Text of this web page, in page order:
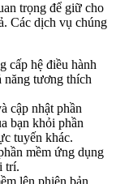
trọng để giữ cho
Các dịch vụ chúng
cấp hệ điều hành
năng tương thích
cập nhật phần
bạn khỏi phần
tuyến khác.
mềm ứng dụng
trí.
lên phiên bản